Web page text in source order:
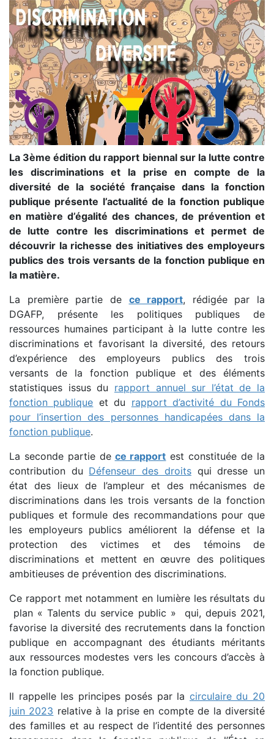
La 3ème édition du rapport biennal sur la lutte contre
les discriminations et la prise en compte de la
diversité de la société française dans la fonction
publique présente l’actualité de la fonction publique
en matière d’égalité des chances, de prévention et
de lutte contre les discriminations et permet de
découvrir la richesse des initiatives des employeurs
publics des trois versants de la fonction publique en
la matière.
La première partie de ce rapport, rédigée par la
DGAFP, présente les politiques publiques de
ressources humaines participant à la lutte contre les
discriminations et favorisant la diversité, des retours
d’expérience des employeurs publics des trois
versants de la fonction publique et des éléments
statistiques issus du rapport annuel sur l’état de la
fonction publique et du rapport d’activité du Fonds
pour l’insertion des personnes handicapées dans la
fonction publique.
La seconde partie de ce rapport est constituée de la
contribution du Défenseur des droitsqui dresse un
état des lieux de l’ampleur et des mécanismes de
discriminations dans les trois versants de la fonction
publiques et formule des recommandations pour que
les employeurs publics améliorent la défense et la
protection des victimes et des témoins de
discriminations et mettent en œuvre des politiques
ambitieuses de prévention des discriminations.
Ce rapport met notamment en lumière les résultats du
plan « Talents du service public » qui, depuis 2021,
favorise la diversité des recrutements dans la fonction
publique en accompagnant des étudiants méritants
aux ressources modestes vers les concours d’accès à
la fonction publique.
Il rappelle les principes posés par la circulaire du 20
juin 2023 relative à la prise en compte de la diversité
des familles et au respect de l’identité des personnes